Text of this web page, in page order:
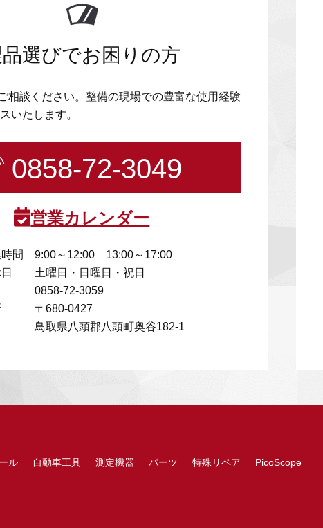
選びでお困りの方
相談ください。整備の現場での豊富な使用経験
いたします。
0858-72-3049
営業カレンダー
間
9:00～12:00 13:00～17:00
土曜日・日曜日・祝日
0858-72-3059
〒680-0427
鳥取県八頭郡八頭町奥谷182-1
ル 自動車工具 測定機器 パーツ 特殊リペア PicoScope